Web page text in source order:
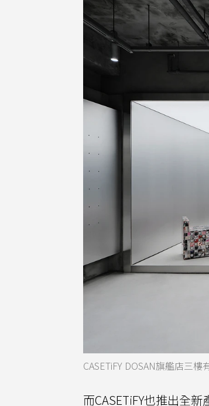
CASETiFY DOSAN旗艦店三
而CASETiFY也推出全